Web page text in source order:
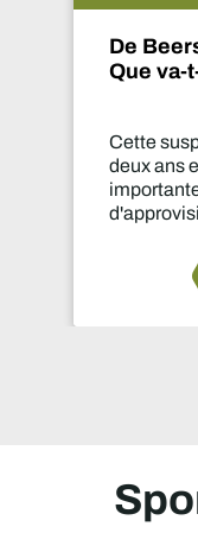
De Beers
Que va-t-il
Cette
deux ans est
importantes